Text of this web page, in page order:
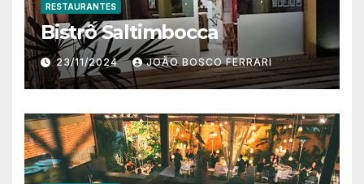
RESTAURANTES
Bistrô Saltimbocca
23/11/2024 JOÃO BOSCO FERRARI